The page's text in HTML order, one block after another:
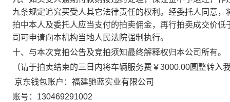
九条规定追究买受人其它法律责任的权利。经委托人同意
拍中本人及委托人应当支付的拍卖佣金，再行拍卖成交价
司可申请向本机构当地人民法院强制执行。
十、与本次竞拍公告及竞拍须知最终解释权归本公司所有。
（请于拍卖结束的三日内将车辆服务费￥3000.00圆整转入
京东钱包账户： 福建驰蓝实业有限公司
账号 ： 130469291002